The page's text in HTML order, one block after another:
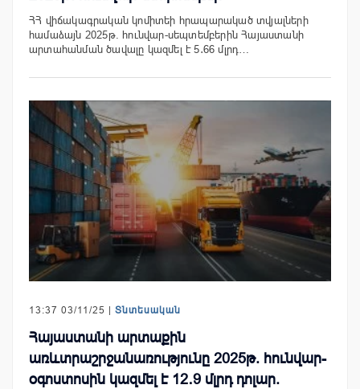
ՀՀ վիճակագրական կոմիտեի հրապարակած տվյալների
համաձայն 2025թ. հունվար-սեպտեմբերին Հայաստանի
արտահանման ծավալը կազմել է 5․66 մլրդ…
13:37 03/11/25 | Տնտեսական
Հայաստանի արտաքին
առևտրաշրջանառությունը 2025թ. հունվար-
օգոստոսին կազմել է 12․9 մլրդ դոլար.